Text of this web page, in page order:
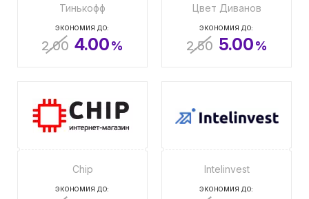
Тинькофф
ЭКОНОМИЯ ДО:
2.00 4.00%
Цвет Диванов
ЭКОНОМИЯ ДО:
2.50 5.00%
Chip
ЭКОНОМИЯ ДО:
Intelinvest
ЭКОНОМИЯ ДО: